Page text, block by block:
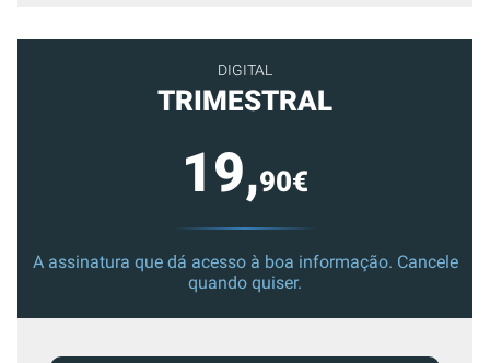
DIGITAL
TRIMESTRAL
19,90€
A assinatura que dá acesso à boa informação. Cancele
quando quiser.